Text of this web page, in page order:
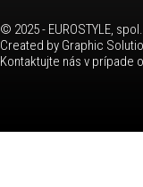
© 2025 - EUROSTYLE,
Created by Graphic
Kontaktujte nás v prípade